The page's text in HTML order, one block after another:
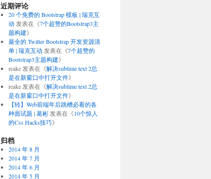
近期评论
20 个免费的 Bootstrap 模板 | 瑞克互
动 发表在《7个超赞的Bootstrap3主
题构建》
最全的 Twitter Bootstrap 开发资源清
单 | 瑞克互动 发表在《7个超赞的
Bootstrap3主题构建》
reake发表在《解决sublime text 2总
是在新窗口中打开文件》
reake发表在《解决sublime text 2总
是在新窗口中打开文件》
【转】Web前端年后跳槽必看的各
种面试题 | 葛彬发表在《10个惊人
的Css Hacks技巧》
归档
2014 年 8 月
2014 年 7 月
2014 年 6 月
2014 年 5 月